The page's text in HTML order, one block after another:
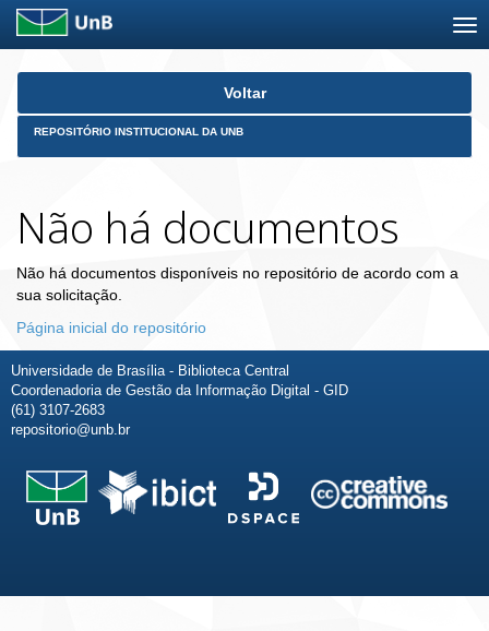
Skip
Voltar
REPOSITÓRIO INSTITUCIONAL DA UNB
Não há documentos
Não há documentos disponíveis no repositório de acordo com a
sua solicitação.
Página inicial do repositório
Universidade de Brasília - Biblioteca Central
Coordenadoria de Gestão da Informação Digital - GID
(61) 3107-2683
repositorio@unb.br